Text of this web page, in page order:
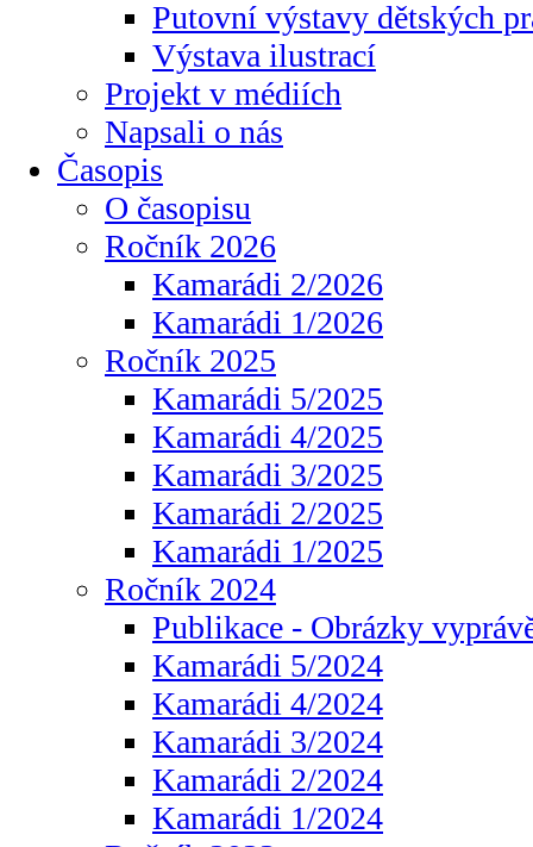
Putovní výstavy dětských
Výstava ilustrací
Projekt v médiích
Napsali o nás
Časopis
O časopisu
Ročník 2026
Kamarádi 2/2026
Kamarádi 1/2026
Ročník 2025
Kamarádi 5/2025
Kamarádi 4/2025
Kamarádi 3/2025
Kamarádi 2/2025
Kamarádi 1/2025
Ročník 2024
Publikace - Obrázky
Kamarádi 5/2024
Kamarádi 4/2024
Kamarádi 3/2024
Kamarádi 2/2024
Kamarádi 1/2024